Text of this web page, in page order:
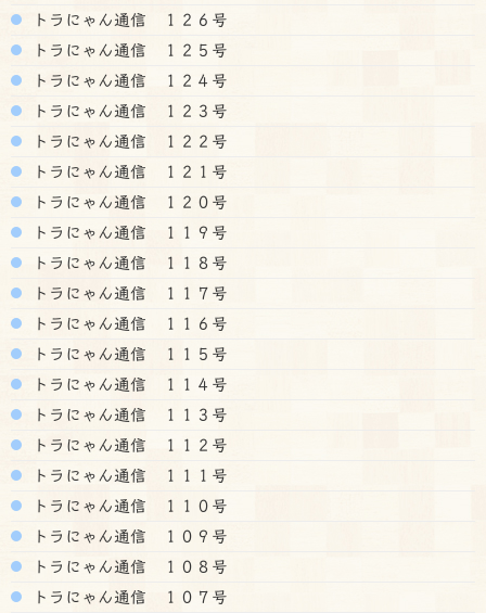
トラにゃん通信 １２６号
トラにゃん通信 １２５号
トラにゃん通信 １２４号
トラにゃん通信 １２３号
トラにゃん通信 １２２号
トラにゃん通信 １２１号
トラにゃん通信 １２０号
トラにゃん通信 １１９号
トラにゃん通信 １１８号
トラにゃん通信 １１７号
トラにゃん通信 １１６号
トラにゃん通信 １１５号
トラにゃん通信 １１４号
トラにゃん通信 １１３号
トラにゃん通信 １１２号
トラにゃん通信 １１１号
トラにゃん通信 １１０号
トラにゃん通信 １０９号
トラにゃん通信 １０８号
トラにゃん通信 １０７号